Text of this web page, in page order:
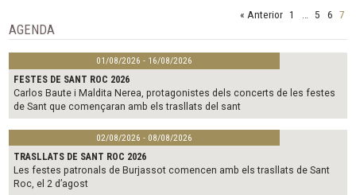
« Anterior 1 5 6 7
AGENDA
01/08/2026 - 16/08/2026
FESTES DE SANT ROC 2026
Carlos Baute i Maldita Nerea, protagonistes dels concerts de les festes
de Sant que començaran amb els trasllats del sant
02/08/2026 - 08/08/2026
TRASLLATS DE SANT ROC 2026
Les festes patronals de Burjassot comencen amb els trasllats de Sant
Roc, el 2 d’agost